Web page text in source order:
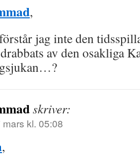
,
jag inte den
av den osakliga
skriver:
kl. 05:08
,